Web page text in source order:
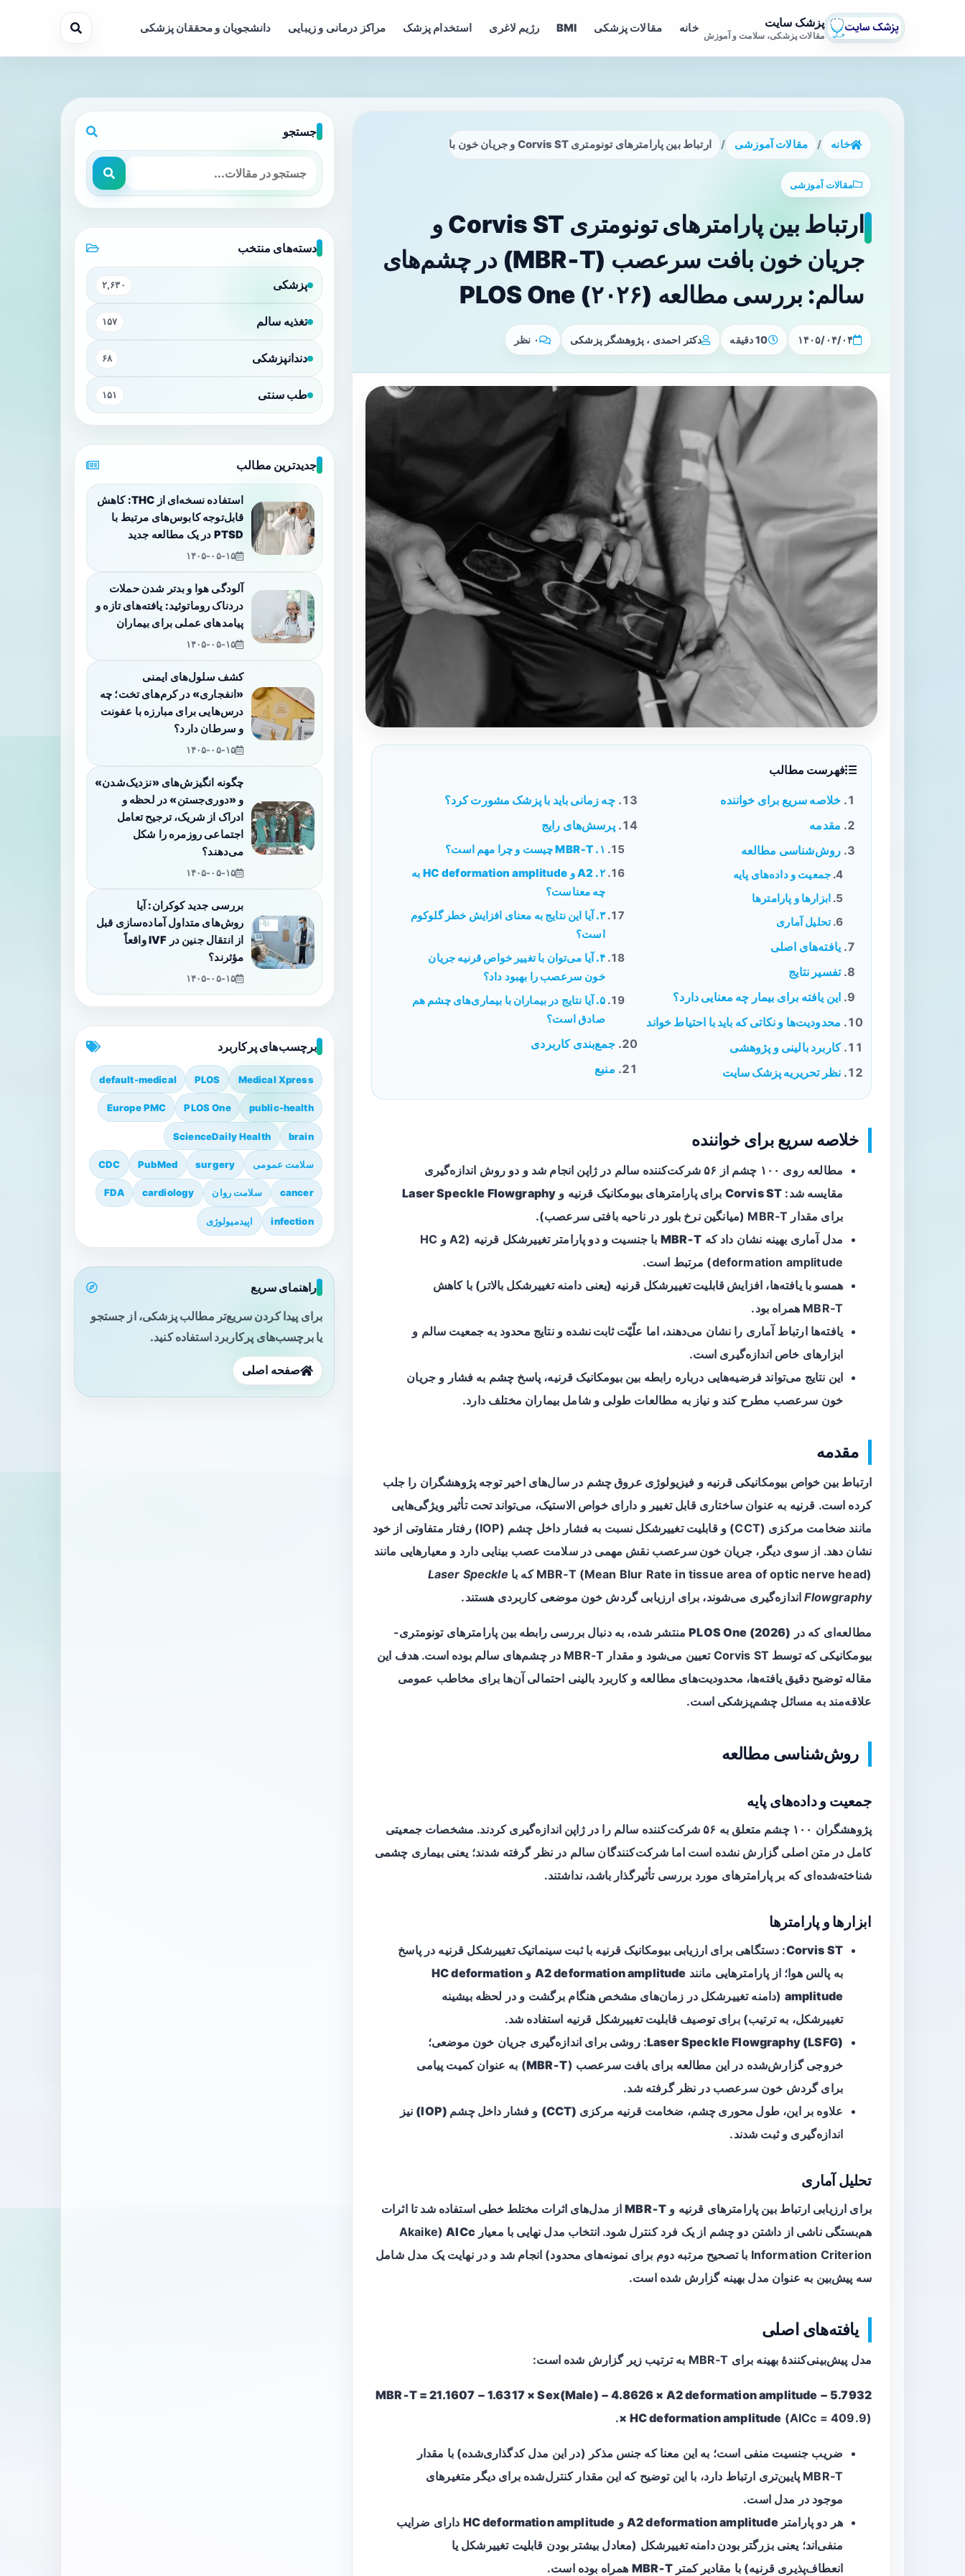
پزشک سایت
مقالات پزشکی، سلامت و آموزش
خانه مقالات پزشکی BMI رژیم لاغری استخدام پزشک مراکز درمانی و زیبایی دانشجویان و محققان پزشکی
خانه / مقالات آموزشی / ارتباط بین پارامترهای تونومتری Corvis ST و جریان خون بافت سرعصب (MBR‑T) در چشم‌های سالم: بررسی مطالعه PLOS One (۲۰۲۶)
مقالات آموزشی
ارتباط بین پارامترهای تونومتری Corvis ST و
جریان خون بافت سرعصب (MBR‑T) در چشم‌های
سالم: بررسی مطالعه PLOS One (۲۰۲۶)
۱۴۰۵/۰۴/۰۴ 10 دقیقه دکتر احمدی ، پژوهشگر پزشکی ۰ نظر
فهرست مطالب
خلاصه سریع برای خواننده
مقدمه
روش‌شناسی مطالعه
جمعیت و داده‌های پایه
ابزارها و پارامترها
تحلیل آماری
یافته‌های اصلی
تفسیر نتایج
این یافته برای بیمار چه معنایی دارد؟
محدودیت‌ها و نکاتی که باید با احتیاط خواند
کاربرد بالینی و پژوهشی
نظر تحریریه پزشک سایت
چه زمانی باید با پزشک مشورت کرد؟
پرسش‌های رایج
۱. MBR‑T چیست و چرا مهم است؟
۲. A2 و HC deformation amplitude به
چه معناست؟
۳. آیا این نتایج به معنای افزایش خطر گلوکوم
است؟
۴. آیا می‌توان با تغییر خواص قرنیه جریان
خون سرعصب را بهبود داد؟
۵. آیا نتایج در بیماران با بیماری‌های چشم هم
صادق است؟
جمع‌بندی کاربردی
منبع
خلاصه سریع برای خواننده
مطالعه
روی ۱۰۰ چشم از ۵۶ شرکت‌کننده سالم در ژاپن انجام شد و دو روش اندازه‌گیری
مقایسه شد: Corvis ST برای پارامترهای بیومکانیک قرنیه و Laser Speckle Flowgraphy
برای مقدار MBR‑T (میانگین نرخ بلور در ناحیه بافتی سرعصب).
مدل آماری بهینه نشان داد که MBR‑T
با جنسیت و دو پارامتر تغییرشکل قرنیه (A2 و HC
deformation amplitude) مرتبط است.
همسو با یافته‌ها، افزایش قابلیت تغییرشکل قرنیه (یعنی دامنه تغییرشکل بالاتر) باکاهش
MBR‑T همراه بود.
یافته‌ها ارتباط آماری را نشان می‌دهند، اما علّیّت ثابت نشده و نتایج محدود به جمعیت سالم و
ابزارهای خاص اندازه‌گیری است.
این نتایج می‌تواند فرضیه‌هایی درباره رابطه بین بیومکانیک قرنیه، پاسخ چشم به فشار و جریان
خون سرعصب مطرح کند و نیاز به مطالعات طولی و شامل بیماران مختلف دارد.
مقدمه
ارتباط بین خواص بیومکانیکی قرنیه و فیزیولوژی عروق چشم در سال‌های اخیر توجه پژوهشگران را جلب
کرده است. قرنیه به عنوان ساختاری قابل تغییر و دارای خواص الاستیک، می‌تواند تحت تأثیر ویژگی‌هایی
مانند ضخامت مرکزی (CCT) و قابلیت تغییرشکل نسبت به فشار داخل چشم (IOP) رفتار متفاوتی از خود
نشان دهد. از سوی دیگر، جریان خون سرعصب نقش مهمی در سلامت عصب بینایی دارد و معیارهایی مانند
MBR‑T (Mean Blur Rate in tissue area of optic nerve head) که با
Laser Speckle
Flowgraphyاندازه‌گیری می‌شوند، برای ارزیابی گردش خون موضعی کاربردی هستند.
مطالعه‌ای که در PLOS One (2026)منتشر شده، به دنبال بررسی رابطه بین پارامترهای تونومتری-
بیومکانیکی که توسط Corvis ST تعیین می‌شود و مقدار MBR‑T در چشم‌های سالم بوده است. هدف این
مقاله توضیح دقیق یافته‌ها، محدودیت‌های مطالعه و کاربرد بالینی احتمالی آن‌ها برای مخاطب عمومی
علاقه‌مند به مسائل چشم‌پزشکی است.
روش‌شناسی مطالعه
جمعیت و داده‌های پایه
پژوهشگران ۱۰۰ چشم متعلق به ۵۶ شرکت‌کننده سالم را در ژاپن اندازه‌گیری کردند. مشخصات جمعیتی
کامل در متن اصلی گزارش نشده است اما شرکت‌کنندگان سالم در نظر گرفته شدند؛ یعنی بیماری چشمی
شناخته‌شده‌ای که بر پارامترهای مورد بررسی تأثیرگذار باشد، نداشتند.
ابزارها و پارامترها
Corvis ST: دستگاهی برای ارزیابی بیومکانیک قرنیه با ثبت سینماتیک تغییرشکل قرنیه در پاسخ
به پالس هوا؛ از پارامترهایی مانند A2 deformation amplitude و HC deformation
amplitude (دامنه تغییرشکل در زمان‌های مشخص هنگام برگشت و در لحظه بیشینه
تغییرشکل، به ترتیب) برای توصیف قابلیت تغییرشکل قرنیه استفاده شد.
Laser Speckle Flowgraphy (LSFG): روشی برای اندازه‌گیری جریان خون موضعی؛
خروجی گزارش‌شده در این مطالعه برای بافت سرعصب (MBR‑T) به عنوان کمیت پیامی
برای گردش خون سرعصب در نظر گرفته شد.
علاوه بر این،طول محوری چشم، ضخامت قرنیه مرکزی (CCT) و فشار داخل چشم (IOP)
نیز
اندازه‌گیری و ثبت شدند.
تحلیل آماری
برای ارزیابی ارتباط بین پارامترهای قرنیه و MBR‑Tاز مدل‌های اثرات مختلط خطی استفاده شد تا اثرات
هم‌بستگی ناشی از داشتن دو چشم از یک فرد کنترل شود. انتخاب مدل نهایی با معیار AICc
(Akaike
Information Criterion با تصحیح مرتبه دوم برای نمونه‌های محدود) انجام شد و در نهایت یک مدل شامل
سه پیش‌بین به عنوان مدل بهینه گزارش شده است.
یافته‌های اصلی
مدل پیش‌بینی‌کنندهٔ بهینه برای MBR‑T به ترتیب زیر گزارش شده است:
MBR‑T = 21.1607 − 1.6317 × Sex(Male) − 4.8626 × A2 deformation amplitude − 5.7932
× HC deformation amplitude (AICc = 409.9).
ضریب جنسیت منفی است؛ به این معنا که جنس مذکر (در این مدل کدگذاری‌شده) با مقدار
MBR‑T پایین‌تری ارتباط دارد، با این توضیح که این مقدار کنترل‌شده برای دیگر متغیرهای
موجود در مدل است.
هر دو پارامترA2 deformation amplitude و HC deformation amplitude دارای ضرایب
منفی‌اند؛ یعنیبزرگتر بودن دامنه تغییرشکل (معادل بیشتر بودن قابلیت تغییرشکل یا
انعطاف‌پذیری قرنیه) با مقادیر کمتر MBR‑T همراه بوده است.
جستجو
دسته‌های منتخب
پزشکی ۲,۶۳۰
تغذیه سالم ۱۵۷
دندانپزشکی ۶۸
طب سنتی ۱۵۱
جدیدترین مطالب
استفاده نسخه‌ای از THC: کاهش
قابل‌توجه کابوس‌های مرتبط با
PTSD در یک مطالعه جدید
۱۴۰۵-۰۵-۱۵
آلودگی هوا و بدتر شدن حملات
دردناک روماتوئید: یافته‌های تازه و
پیامدهای عملی برای بیماران
۱۴۰۵-۰۵-۱۵
کشف سلول‌های ایمنی
«انفجاری» در کرم‌های تخت؛ چه
درس‌هایی برای مبارزه با عفونت
و سرطان دارد؟
۱۴۰۵-۰۵-۱۵
چگونه انگیزش‌های «نزدیک‌شدن»
و «دوری‌جستن» در لحظه و
ادراک از شریک، ترجیح تعامل
اجتماعی روزمره را شکل
می‌دهند؟
۱۴۰۵-۰۵-۱۵
بررسی جدید کوکران: آیا
روش‌های متداول آماده‌سازی قبل
از انتقال جنین در IVF واقعاً
مؤثرند؟
۱۴۰۵-۰۵-۱۵
برچسب‌های پرکاربرد
Medical Xpress
PLOS
default-medical
public-health
PLOS One
Europe PMC
brain
ScienceDaily Health
سلامت عمومی surgery
PubMed
CDC
cancer سلامت روان cardiology
FDA
infection اپیدمیولوژی
راهنمای سریع
برای پیدا کردن سریع‌تر مطالب پزشکی، از جستجو
یا برچسب‌های پرکاربرد استفاده کنید.
صفحه اصلی